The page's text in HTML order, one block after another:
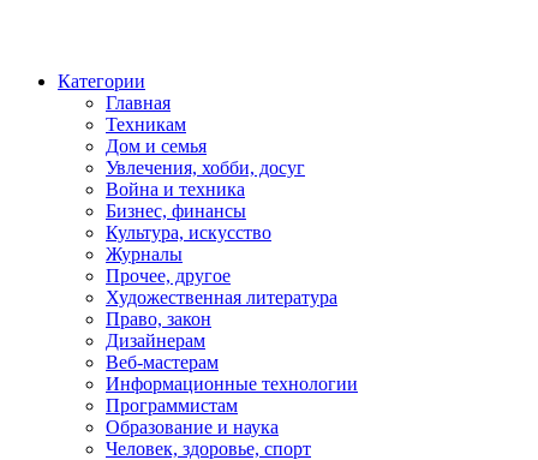
Категории
Главная
Техникам
Дом и семья
Увлечения, хобби, досуг
Война и техника
Бизнес, финансы
Культура, искусство
Журналы
Прочее, другое
Художественная литература
Право, закон
Дизайнерам
Веб-мастерам
Информационные технологии
Программистам
Образование и наука
Человек, здоровье, спорт